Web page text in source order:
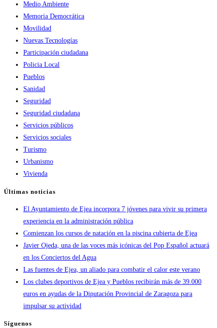
Medio Ambiente
Memoria Democrática
Movilidad
Nuevas Tecnologías
Participación ciudadana
Policia Local
Pueblos
Sanidad
Seguridad
Seguridad ciudadana
Servicios públicos
Servicios sociales
Turismo
Urbanismo
Vivienda
Últimas noticias
El Ayuntamiento de Ejea incorpora 7 jóvenes para vivir su primera
experiencia en la administración pública
Comienzan los cursos de natación en la piscina cubierta de Ejea
Javier Ojeda, una de las voces más icónicas del Pop Español actuará
en los Conciertos del Agua
Las fuentes de Ejea, un aliado para combatir el calor este verano
Los clubes deportivos de Ejea y Pueblos recibirán más de 39.000
euros en ayudas de la Diputación Provincial de Zaragoza para
impulsar su actividad
Síguenos